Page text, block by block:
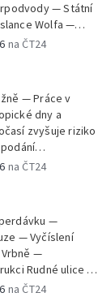
— Státní
Wolfa —
ve vedrech —
Olomouc —
skupin — Výběr
— Tresty
Po stopách
na ČT24
— Práce v
dny a
zvyšuje riziko
pro podání
Výročí
— Těžba
Karlově
sítí ČT —
—
léto
na ČT24
—
— Vyčíslení
—
Rudné ulice —
— Výluka vlaků
na ČT24